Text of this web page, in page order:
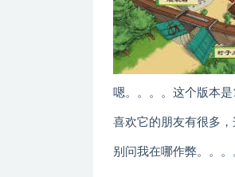
嗯。。。。这个版本
喜欢它的朋友有很多
别问我在哪作弊。。。